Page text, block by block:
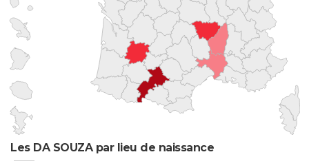
Les DA SOUZA par lieu de naissance